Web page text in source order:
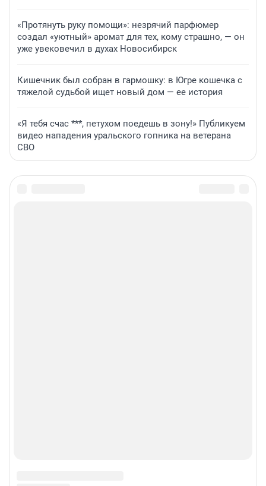
«Протянуть руку помощи»: незрячий парфюмер
создал «уютный» аромат для тех, кому страшно, — он
уже увековечил в духах Новосибирск
Кишечник был собран в гармошку: в Югре кошечка с
тяжелой судьбой ищет новый дом — ее история
«Я тебя счас ***, петухом поедешь в зону!» Публикуем
видео нападения уральского гопника на ветерана
СВО